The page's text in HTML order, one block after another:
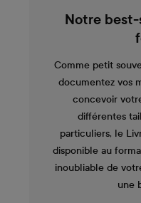
Notre
Comme petit
documentez vos
concevoir
différentes
particuliers, le
disponible au
inoubliable de
une